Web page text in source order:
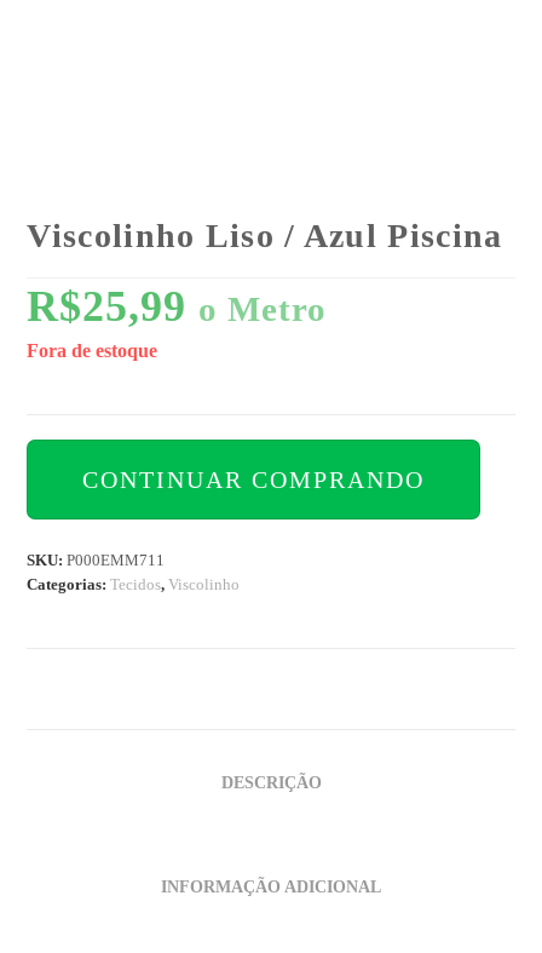
Viscolinho Liso / Azul Piscina
R$25,99 o Metro
Fora de estoque
CONTINUAR COMPRANDO
SKU:P000EMM711
Categorias:Tecidos,Viscolinho
DESCRIÇÃO
INFORMAÇÃO ADICIONAL